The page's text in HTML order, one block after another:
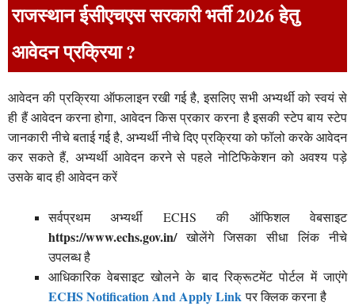
राजस्थान ईसीएचएस सरकारी भर्ती 2026 हेतु
आवेदन प्रक्रिया ?
आवेदन की प्रक्रिया ऑफलाइन रखी गई है, इसलिए सभी अभ्यर्थी को स्वयं से
ही हैं आवेदन करना होगा, आवेदन किस प्रकार करना है इसकी स्टेप बाय स्टेप
जानकारी नीचे बताई गई है, अभ्यर्थी नीचे दिए प्रक्रिया को फॉलो करके आवेदन
कर सकते हैं, अभ्यर्थी आवेदन करने से पहले नोटिफिकेशन को अवश्य पड़े
उसके बाद ही आवेदन करें
सर्वप्रथम अभ्यर्थी ECHS की ऑफिशल वेबसाइट
https://www.echs.gov.in/खोलेंगे जिसका सीधा लिंक नीचे
उपलब्ध है
आधिकारिक वेबसाइट खोलने के बाद रिक्रूटमेंट पोर्टल में जाएंगे
ECHS Notification And Apply Linkपर क्लिक करना है